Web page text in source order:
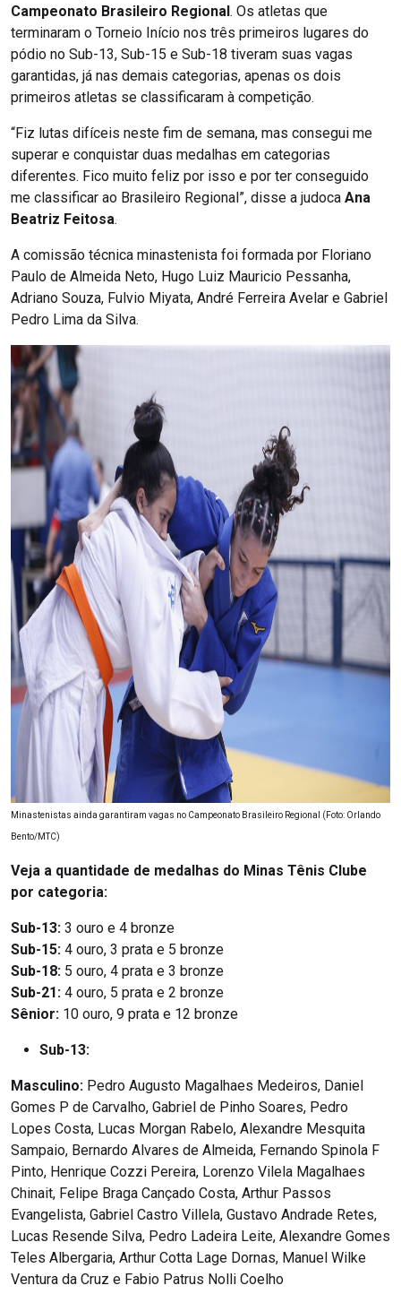
Campeonato Brasileiro Regional. Os atletas que
terminaram o Torneio Início nos três primeiros lugares do
pódio no Sub-13, Sub-15 e Sub-18 tiveram suas vagas
garantidas, já nas demais categorias, apenas os dois
primeiros atletas se classificaram à competição.
“Fiz lutas difíceis neste fim de semana, mas consegui me
superar e conquistar duas medalhas em categorias
diferentes. Fico muito feliz por isso e por ter conseguido
me classificar ao Brasileiro Regional”, disse a judoca Ana
Beatriz Feitosa.
A comissão técnica minastenista foi formada por Floriano
Paulo de Almeida Neto, Hugo Luiz Mauricio Pessanha,
Adriano Souza, Fulvio Miyata, André Ferreira Avelar e Gabriel
Pedro Lima da Silva.
Minastenistas ainda garantiram vagas no Campeonato Brasileiro Regional (Foto: Orlando
Bento/MTC)
Veja a quantidade de medalhas do Minas Tênis Clube
por categoria:
Sub-13: 3 ouro e 4 bronze
Sub-15: 4 ouro, 3 prata e 5 bronze
Sub-18: 5 ouro, 4 prata e 3 bronze
Sub-21: 4 ouro, 5 prata e 2 bronze
Sênior: 10 ouro, 9 prata e 12 bronze
Sub-13:
Masculino: Pedro Augusto Magalhaes Medeiros, Daniel
Gomes P de Carvalho, Gabriel de Pinho Soares, Pedro
Lopes Costa, Lucas Morgan Rabelo, Alexandre Mesquita
Sampaio, Bernardo Alvares de Almeida, Fernando Spinola F
Pinto, Henrique Cozzi Pereira, Lorenzo Vilela Magalhaes
Chinait, Felipe Braga Cançado Costa, Arthur Passos
Evangelista, Gabriel Castro Villela, Gustavo Andrade Retes,
Lucas Resende Silva, Pedro Ladeira Leite, Alexandre Gomes
Teles Albergaria, Arthur Cotta Lage Dornas, Manuel Wilke
Ventura da Cruz e Fabio Patrus Nolli Coelho